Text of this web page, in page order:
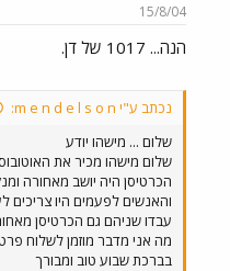
15/8/04
הנה... 1017 של דן.
נכתב ע"י m e n d e l s o n:
שלום ... מישהו יודע
הכרטיסן היה יושב מאחורה
והאנשים לפעמים היו
עבדו שניהם גם הכרטיסן
מה אני מדבר מוזמן לשלוח
בברכת שבוע טוב ומבורך